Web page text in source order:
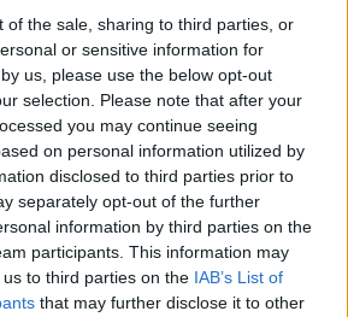
of the sale, sharing to third parties, or
or sensitive information for
us, please use the below opt-out
selection. Please note that after your
you may continue seeing
on personal information utilized by
disclosed to third parties prior to
separately opt-out of the further
information by third parties on the
participants. This information may
to third parties on the IAB’s List of
that may further disclose it to other
El CHP Amposta reacciona al segon
període per a mantenir la ratxa positiva
abril 20, 2026
El CHP Amposta supera a un dels seus
rivals més directes en la lluita per l’ascens
abril 14, 2026